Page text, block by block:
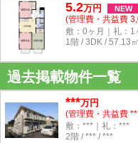
5.2万円 NEW
(管理費・共益費
敷：0ヶ月｜礼：1
1階 / 3DK / 57.13㎡
過去掲載物件一覧
***万円
(管理費・共益費
敷：***｜礼：***
2階 / *** / ***